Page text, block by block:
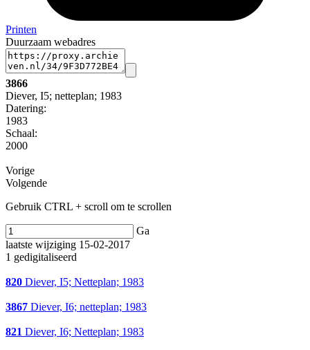
Printen
Duurzaam webadres
3866
Diever, I5; netteplan; 1983
Datering:
1983
Schaal:
2000
Vorige
Volgende
Gebruik CTRL + scroll om te scrollen
Ga
laatste wijziging 15-02-2017
1 gedigitaliseerd
820 Diever, I5; Netteplan; 1983
3867 Diever, I6; netteplan; 1983
821 Diever, I6; Netteplan; 1983